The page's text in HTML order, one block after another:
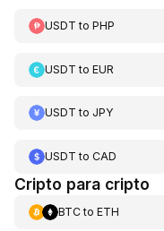
USDT to PHP
USDT to EUR
USDT to JPY
USDT to CAD
Cripto para cripto
BTCto ETH